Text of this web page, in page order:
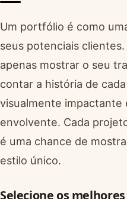
Um portfólio é como
seus potenciais
apenas mostrar o seu
contar a história de
visualmente impactante
envolvente. Cada
é uma chance de
estilo único.
Selecione os